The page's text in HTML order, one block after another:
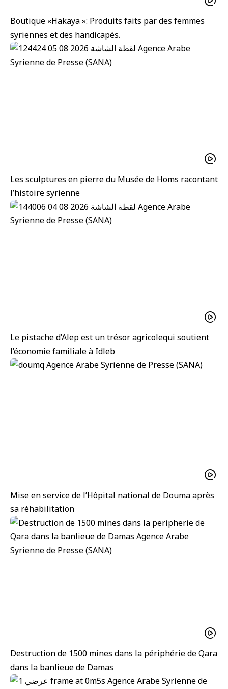
Boutique «Hakaya »: Produits faits par des femmes
syriennes et des handicapés.
Les sculptures en pierre du Musée de Homs racontant
l’histoire syrienne
Le pistache d’Alep est un trésor agricolequi soutient
l’économie familiale à Idleb
Mise en service de l’Hôpital national de Douma après
sa réhabilitation
Destruction de 1500 mines dans la périphérie de Qara
dans la banlieue de Damas